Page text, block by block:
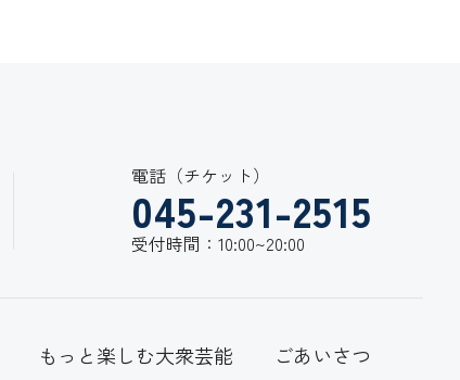
電話（チケット）
045-231-2515
受付時間：10:00~20:00
もっと楽しむ大衆芸能
ごあいさつ